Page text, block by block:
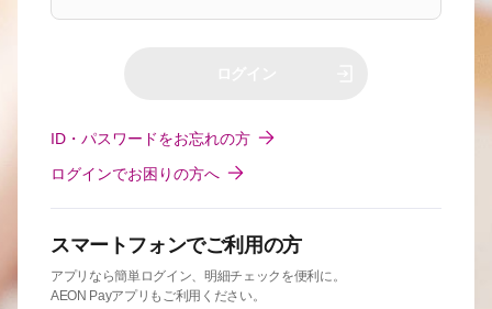
ID・パスワードをお忘れの方
ログインでお困りの方へ
スマートフォンでご利用の方
アプリなら簡単ログイン、明細チェックを便利に。
AEON Payアプリもご利用ください。